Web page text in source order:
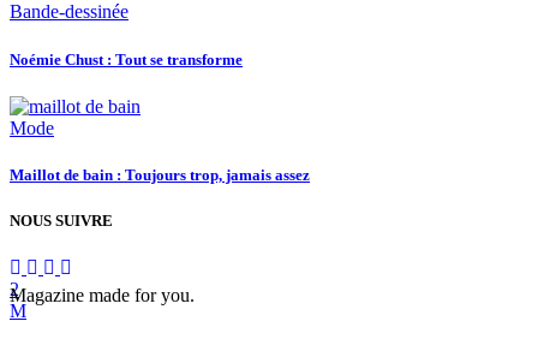
Bande-dessinée
Noémie Chust : Tout se transforme
Mode
Maillot de bain : Toujours trop, jamais assez
NOUS SUIVRE
Magazine made for you.